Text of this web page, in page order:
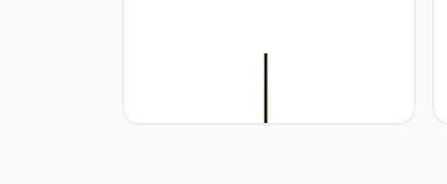
Uitgeholde Bamboe Lantaarn